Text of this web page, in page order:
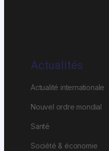
Actualités
Actualité internationale
Nouvel ordre mondial
Santé
Société & économie